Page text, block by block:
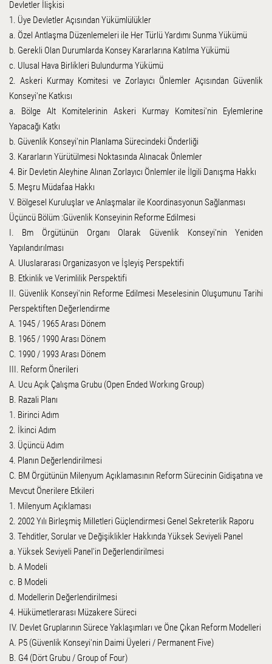
Devletler İlişkisi
1. Üye Devletler Açısından Yükümlülükler
a. Özel Antlaşma Düzenlemeleri ile Her Türlü Yardımı Sunma Yükümü
b. Gerekli Olan Durumlarda Konsey Kararlarına Katılma Yükümü
c. Ulusal Hava Birlikleri Bulundurma Yükümü
2. Askeri Kurmay Komitesi ve Zorlayıcı Önlemler Açısından Güvenlik
Konseyi'ne Katkısı
a. Bölge Alt Komitelerinin Askeri Kurmay Komitesi'nin Eylemlerine
Yapacağı Katkı
b. Güvenlik Konseyi'nin Planlama Sürecindeki Önderliği
3. Kararların Yürütülmesi Noktasında Alınacak Önlemler
4. Bir Devletin Aleyhine Alınan Zorlayıcı Önlemler ile İlgili Danışma Hakkı
5. Meşru Müdafaa Hakkı
V. Bölgesel Kuruluşlar ve Anlaşmalar ile Koordinasyonun Sağlanması
Üçüncü Bölüm :Güvenlik Konseyinin Reforme Edilmesi
I. Bm Örgütünün Organı Olarak Güvenlik Konseyi'nin Yeniden
Yapılandırılması
A. Uluslararası Organizasyon ve İşleyiş Perspektifi
B. Etkinlik ve Verimlilik Perspektifi
II. Güvenlik Konseyi'nin Reforme Edilmesi Meselesinin Oluşumunu Tarihi
Perspektiften Değerlendirme
A. 1945 / 1965 Arası Dönem
B. 1965 / 1990 Arası Dönem
C. 1990 / 1993 Arası Dönem
III. Reform Önerileri
A. Ucu Açık Çalışma Grubu (Open Ended Workıng Group)
B. Razali Planı
1. Birinci Adım
2. İkinci Adım
3. Üçüncü Adım
4. Planın Değerlendirilmesi
C. BM Örgütünün Milenyum Açıklamasının Reform Sürecinin Gidişatına ve
Mevcut Önerilere Etkileri
1. Milenyum Açıklaması
2. 2002 Yılı Birleşmiş Milletleri Güçlendirmesi Genel Sekreterlik Raporu
3. Tehditler, Sorular ve Değişiklikler Hakkında Yüksek Seviyeli Panel
a. Yüksek Seviyeli Panel'in Değerlendirilmesi
b. A Modeli
c. B Modeli
d. Modellerin Değerlendirilmesi
4. Hükümetlerarası Müzakere Süreci
IV. Devlet Gruplarının Sürece Yaklaşımları ve Öne Çıkan Reform Modelleri
A. P5 (Güvenlik Konseyi'nin Daimi Üyeleri / Permanent Five)
B. G4 (Dört Grubu / Group of Four)